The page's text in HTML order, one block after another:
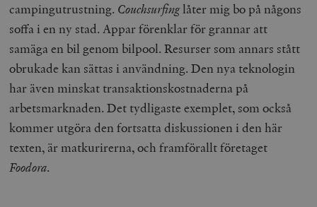
campingutrustning. Couchsurfinglåter mig bo på någons
soffa i en ny stad. Appar förenklar för grannar att
samäga en bil genom bilpool. Resurser som annars stått
obrukade kan sättas i användning. Den nya teknologin
har även minskat transaktionskostnaderna på
arbetsmarknaden. Det tydligaste exemplet, som också
kommer utgöra den fortsatta diskussionen i den här
texten, är matkurirerna, och framförallt företaget
Foodora.